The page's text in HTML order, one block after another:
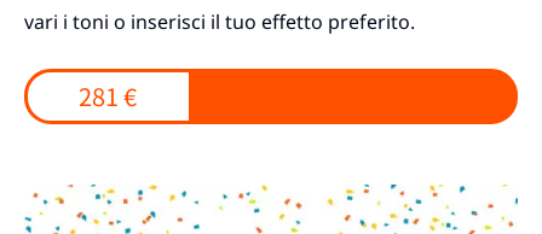
vari i toni o inserisci il tuo effetto preferito.
281 €